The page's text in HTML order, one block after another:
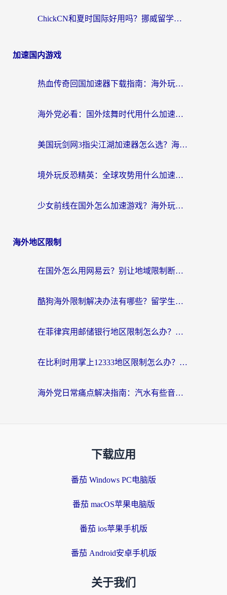
ChickCN和夏时国际好用吗？挪威留学生亲测3款回国加速器，附穿梭和加速喵对比指南
加速国内游戏
热血传奇回国加速器下载指南：海外玩家如何流畅砍怪不卡顿？
海外党必看：国外炫舞时代用什么加速器比较好？解决延迟卡顿的终极方案
美国玩剑网3指尖江湖加速器怎么选？海外党亲测避坑指南
境外玩反恐精英：全球攻势用什么加速器？2026海外玩家亲测实用指南
少女前线在国外怎么加速游戏？海外玩家必看的国服游戏畅玩指南
海外地区限制
在国外怎么用网易云？别让地域限制断了你的中文歌单——附听书社交定位解决方案
酷狗海外限制解决办法有哪些？留学生亲测有效的回国加速指南
在菲律宾用邮储银行地区限制怎么办？海外华人必看的回国加速解决方案
在比利时用掌上12333地区限制怎么办？海外华人亲测有效的回国加速方案
海外党日常痛点解决指南：汽水有些音乐在国外无法播放怎么办？
下载应用
番茄 Windows PC电脑版
番茄 macOS苹果电脑版
番茄 ios苹果手机版
番茄 Android安卓手机版
关于我们